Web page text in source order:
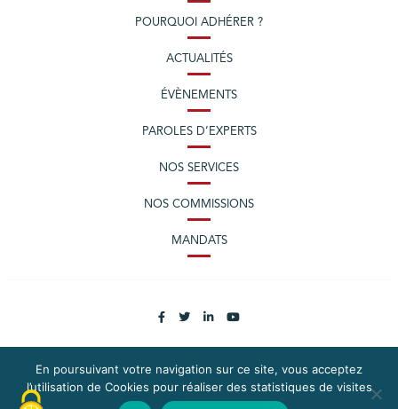
POURQUOI ADHÉRER ?
ACTUALITÉS
ÉVÈNEMENTS
PAROLES D’EXPERTS
NOS SERVICES
NOS COMMISSIONS
MANDATS
PLAN DU SITE MENTIONS LÉGALES
En poursuivant votre navigation sur ce site, vous acceptez
l’utilisation de Cookies pour réaliser des statistiques de visites